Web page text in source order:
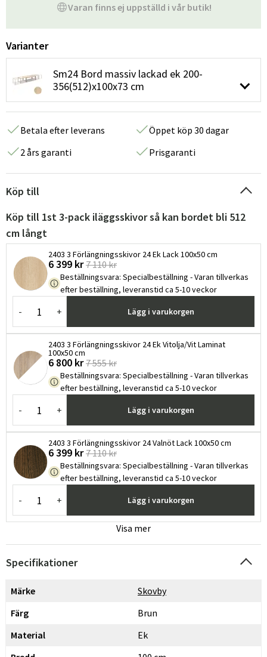
Varan finns ej uppställd i vår butik!
Varianter
Sm24 Bord massiv lackad ek 200-
356(512)x100x73 cm
Betala efter leverans
Öppet köp 30 dagar
2 års garanti
Prisgaranti
Köp till
Köp till 1st 3-pack iläggsskivor så kan bordet bli 512
cm långt
2403 3 Förlängningsskivor 24 Ek Lack 100x50 cm
6 399 kr 7 110 kr
Beställningsvara: Specialbeställning - Varan tillverkas
efter beställning, leveranstid ca 5-10 veckor
- + Lägg i varukorgen
2403 3 Förlängningsskivor 24 Ek Vitolja/Vit Laminat
100x50 cm
6 800 kr 7 555 kr
Beställningsvara: Specialbeställning - Varan tillverkas
efter beställning, leveranstid ca 5-10 veckor
- + Lägg i varukorgen
2403 3 Förlängningsskivor 24 Valnöt Lack 100x50 cm
6 399 kr 7 110 kr
Beställningsvara: Specialbeställning - Varan tillverkas
efter beställning, leveranstid ca 5-10 veckor
- + Lägg i varukorgen
Visa mer
Specifikationer
Märke
Skovby
Färg
Brun
Material
Ek